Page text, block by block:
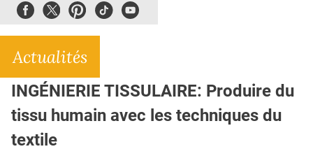
THÉMA
FacebookTwitterPinterest
TiktokYoubute
Actualités
INGÉNIERIE TISSULAIRE: Produire du
tissu humain avec les techniques du
textile